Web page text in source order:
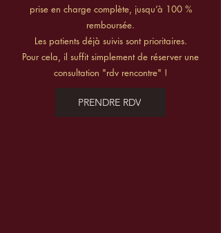
prise en charge complète, jusqu’à 100 %
remboursée.
Les patients déjà suivis sont prioritaires.
Pour cela, il suffit simplement de réserver une
consultation "rdv rencontre" !
PRENDRE RDV